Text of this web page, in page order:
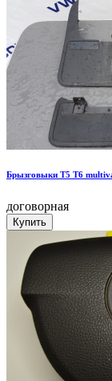
Брызговыки Т5 Т6
договорная